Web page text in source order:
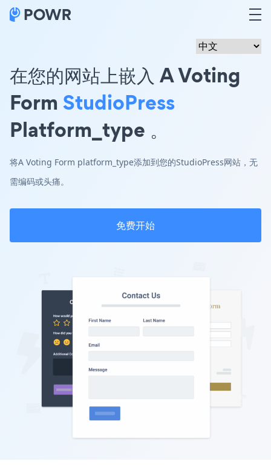
在您的网站上嵌入 A Voting
Form StudioPress
Platform_type 。
将A Voting Form platform_type添加到您的StudioPress网站，无
需编码或头痛。
免费开始